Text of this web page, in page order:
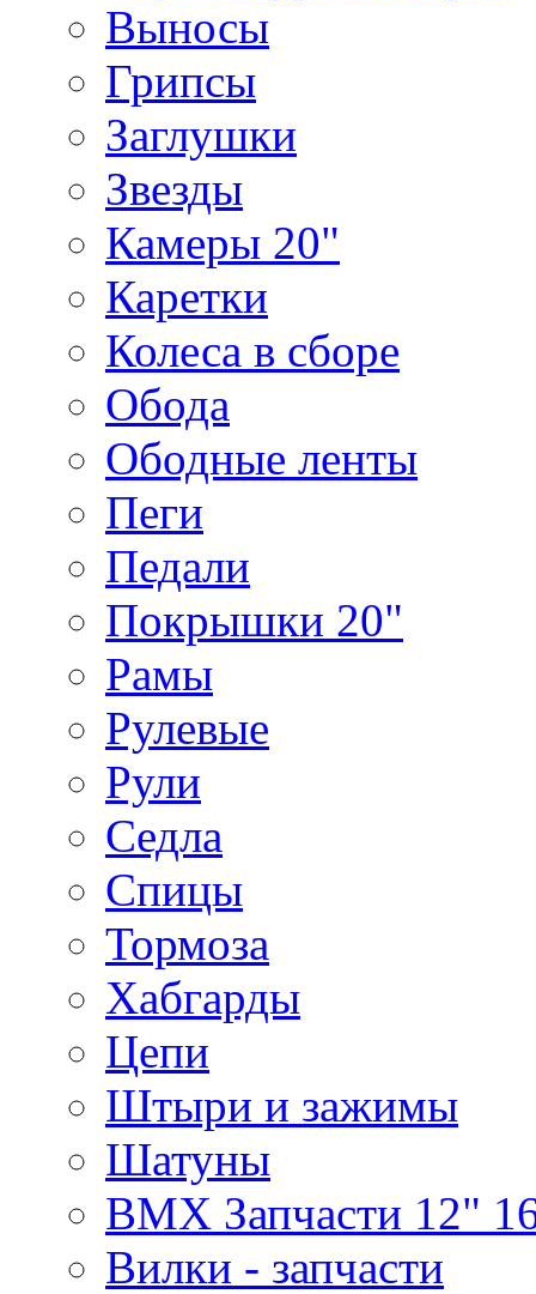
Выносы
Грипсы
Заглушки
Звезды
Камеры 20"
Каретки
Колеса в сборе
Обода
Ободные ленты
Пеги
Педали
Покрышки 20"
Рамы
Рулевые
Рули
Седла
Спицы
Тормоза
Хабгарды
Цепи
Штыри и зажимы
Шатуны
BMX Запчасти 12"
Вилки - запчасти